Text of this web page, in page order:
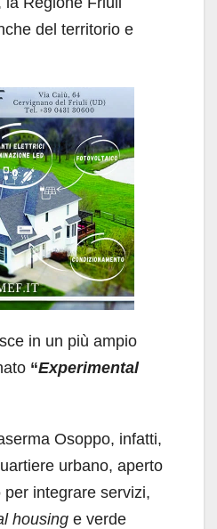
del territorio e
in un più ampio
“Experimental
Osoppo, infatti,
urbano, aperto
integrare servizi,
housing e verde